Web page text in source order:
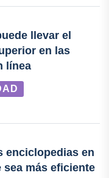
llevar el
en las
línea
enciclopedias en
sea más eficiente